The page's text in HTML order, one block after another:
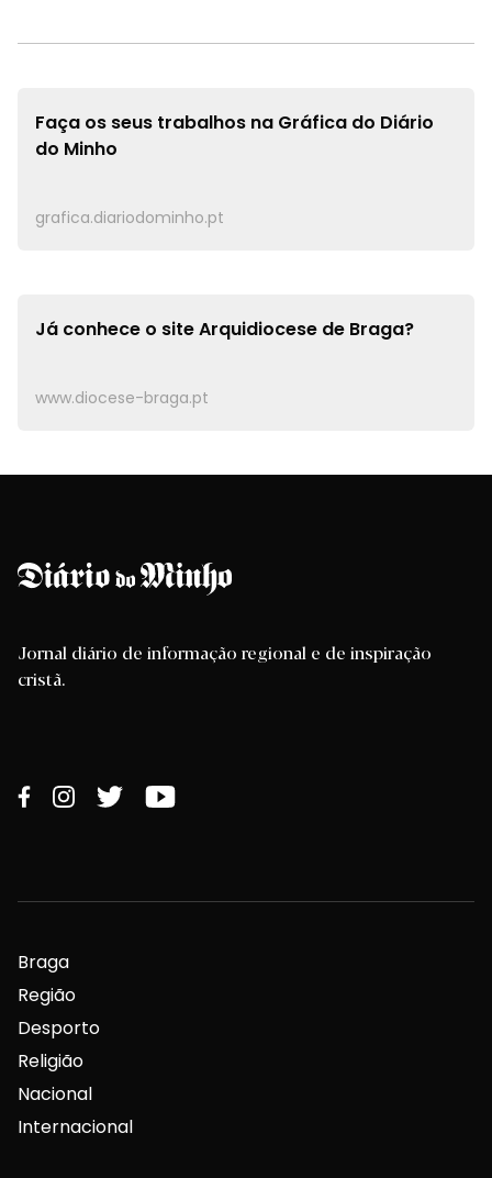
Faça os seus trabalhos na Gráfica do Diário
do Minho
grafica.diariodominho.pt
Já conhece o siteArquidiocese de Braga?
www.diocese-braga.pt
Jornal diário de informação regional e de inspiração
cristã.
Braga
Região
Desporto
Religião
Nacional
Internacional